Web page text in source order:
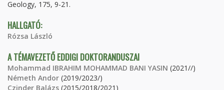
Geology, 175, 9-21.
HALLGATÓ:
Rózsa László
A TÉMAVEZETŐ EDDIGI DOKTORANDUSZAI
Mohammad IBRAHIM MOHAMMAD BANI YASIN (2021//)
Németh Andor (2019/2023/)
Czinder Balázs (2015/2018/2021)